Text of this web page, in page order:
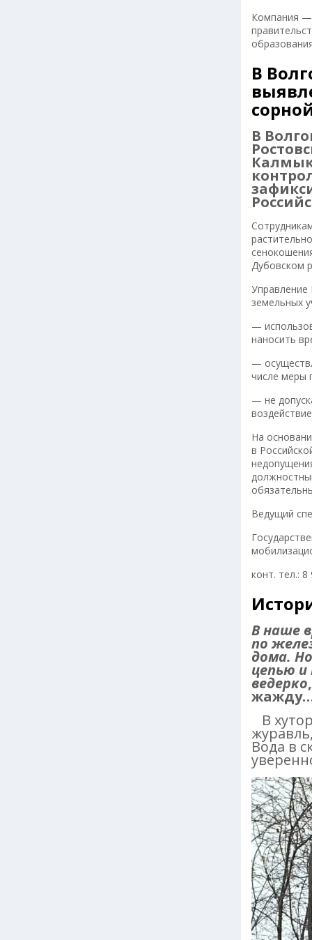
Компания —
В
В
Дубовском
Управление
земельных
—
наносить
—
числе меры
— не
На
в
Ведущий
конт. тел.:
В наше
по
дома.
цепью
ведерко
В
Вода в